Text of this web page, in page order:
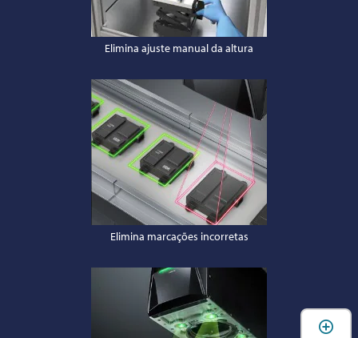
Elimina ajuste manual da altura
Elimina marcações incorretas